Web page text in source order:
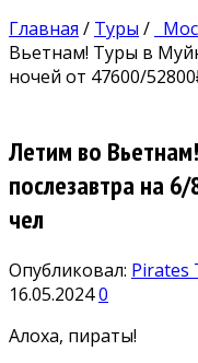
Главная / Туры /
Вьетнам! Туры в
ночей от 47600/
Летим во
послезавтра на
чел
Опубликовал: Pirates
16.05.20240
Алоха, пираты!